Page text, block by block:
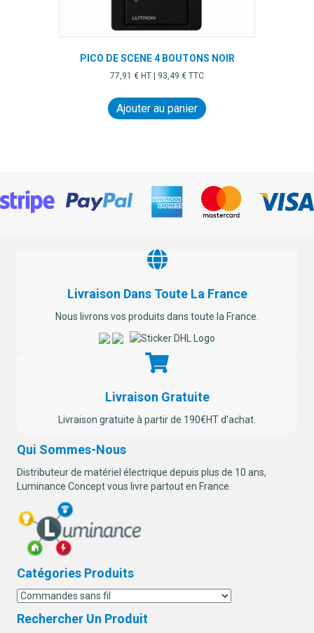
PICO DE SCENE 4 BOUTONS NOIR
77,91 € HT | 93,49 € TTC
Ajouter au panier
Livraison Dans Toute La France
Nous livrons vos produits dans toute la France.
Livraison Gratuite
Livraison gratuite à partir de 190€HT d'achat.
Qui Sommes-Nous
Distributeur de matériel électrique depuis plus de 10 ans,
Luminance Concept vous livre partout en France.
Catégories Produits
Rechercher Un Produit